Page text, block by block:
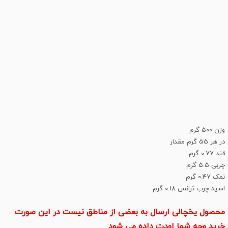
وزن ۵۰۰ گرم
در هر 55 گرم مقدار
قند 0.77 گرم
چربی 5.5 گرم
نمک 0.47 گرم
اسید چرب ترانس 0.18 گرم
محصول یخچالی ارسال به بعضی از مناطق نیست در این صورت